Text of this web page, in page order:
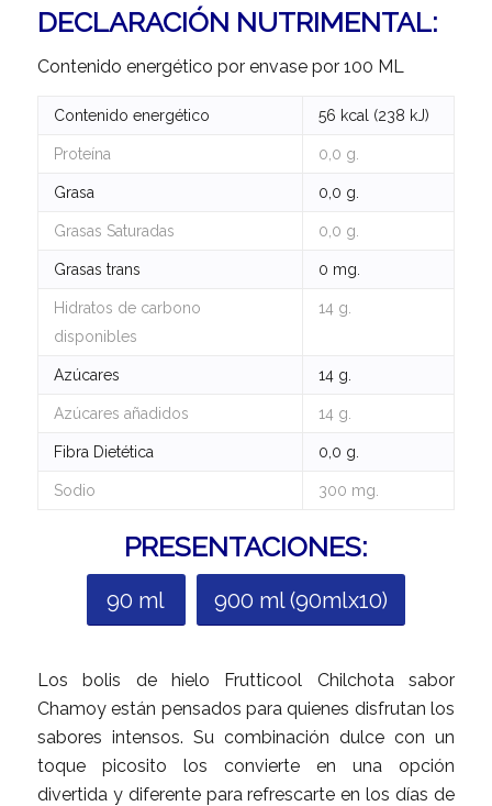
DECLARACIÓN NUTRIMENTAL:
Contenido energético por envase por 100 ML
Contenido energético 56 kcal (238 kJ)
Proteína 0,0 g.
Grasa 0,0 g.
Grasas Saturadas 0,0 g.
Grasas trans 0 mg.
Hidratos de carbono
disponibles
14 g.
Azúcares 14 g.
Azúcares añadidos 14 g.
Fibra Dietética 0,0 g.
Sodio 300 mg.
PRESENTACIONES:
90 ml 900 ml (90mlx10)
Los bolis de hielo Frutticool Chilchota sabor
Chamoy están pensados para quienes disfrutan los
sabores intensos. Su combinación dulce con un
toque picosito los convierte en una opción
divertida y diferente para refrescarte en los días de